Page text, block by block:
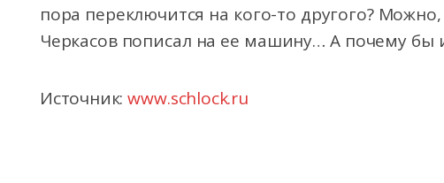
пора переключится на кого-то другого?
Черкасов пописал на ее машину… А почему бы
Источник:www.schlock.ru